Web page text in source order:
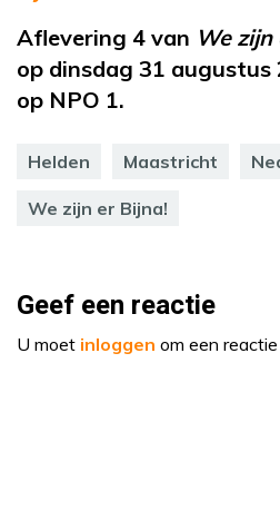
Aflevering 4 van We
op dinsdag 31 augustus
op NPO 1.
Helden Maastricht
We zijn er Bijna!
Geef een reactie
U moet inloggen om een